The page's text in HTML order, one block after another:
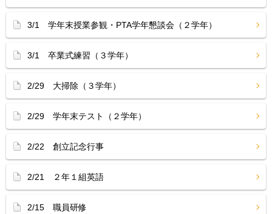
3/1 学年末授業参観・PTA学年懇談会（２学年）
3/1 卒業式練習（３学年）
2/29 大掃除（３学年）
2/29 学年末テスト（２学年）
2/22 創立記念行事
2/21 ２年１組英語
2/15 職員研修